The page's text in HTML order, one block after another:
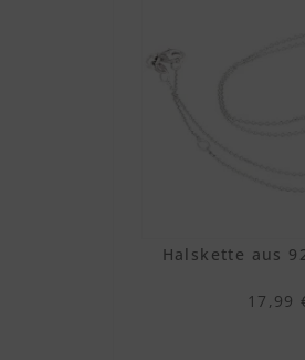
Halskette aus
17,99